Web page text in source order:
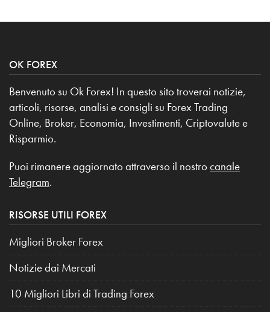
OK FOREX
Benvenuto su Ok Forex! In questo sito troverai notizie,
articoli, risorse, analisi e consigli su Forex Trading
Online, Broker, Economia, Investimenti, Criptovalute e
Risparmio.
Puoi rimanere aggiornato attraverso il nostro canale
Telegram.
RISORSE UTILI FOREX
Migliori Broker Forex
Notizie dai Mercati
10 Migliori Libri di Trading Forex